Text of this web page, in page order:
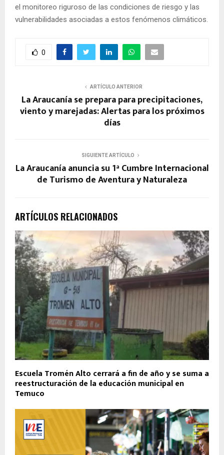
el monitoreo riguroso de las condiciones de riesgo y las
vulnerabilidades asociadas a estos fenómenos climáticos.
0
ARTÍCULO ANTERIOR
La Araucanía se prepara para precipitaciones,
viento y marejadas: Alertas para los próximos
días
SIGUIENTE ARTÍCULO
La Araucanía anuncia su 1ª Cumbre Internacional
de Turismo de Aventura y Naturaleza
ARTÍCULOS RELACIONADOS
Escuela Tromén Alto cerrará a fin de año y se suma a
reestructuración de la educación municipal en
Temuco